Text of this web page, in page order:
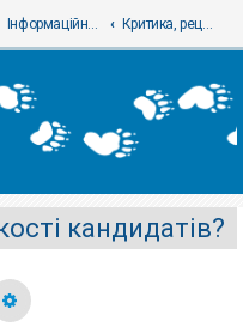
Інформаційний відділ Критика, рецензії, відгуки, точка зору
кандидатів?